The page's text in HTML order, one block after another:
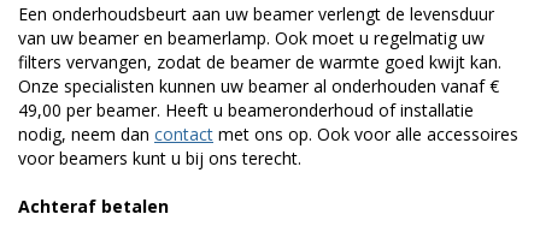
Een onderhoudsbeurt aan uw beamer verlengt de levensduur
van uw beamer en beamerlamp. Ook moet u regelmatig uw
filters vervangen, zodat de beamer de warmte goed kwijt kan.
Onze specialisten kunnen uw beamer al onderhouden vanaf €
49,00 per beamer. Heeft u beameronderhoud of installatie
nodig, neem dan contact met ons op. Ook voor alle accessoires
voor beamers kunt u bij ons terecht.
Achteraf betalen